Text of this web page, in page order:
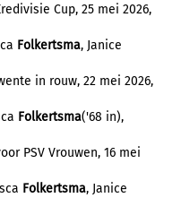
Cup, 25 mei 2026,
Folkertsma, Janice
in rouw, 22 mei 2026,
Folkertsma('68 in),
PSV Vrouwen, 16 mei
Folkertsma, Janice